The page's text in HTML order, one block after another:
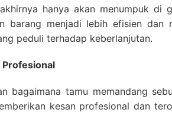
hanya akan menumpuk di
barang menjadi lebih efisien dan
peduli terhadap keberlanjutan.
Profesional
bagaimana tamu memandang
kesan profesional dan